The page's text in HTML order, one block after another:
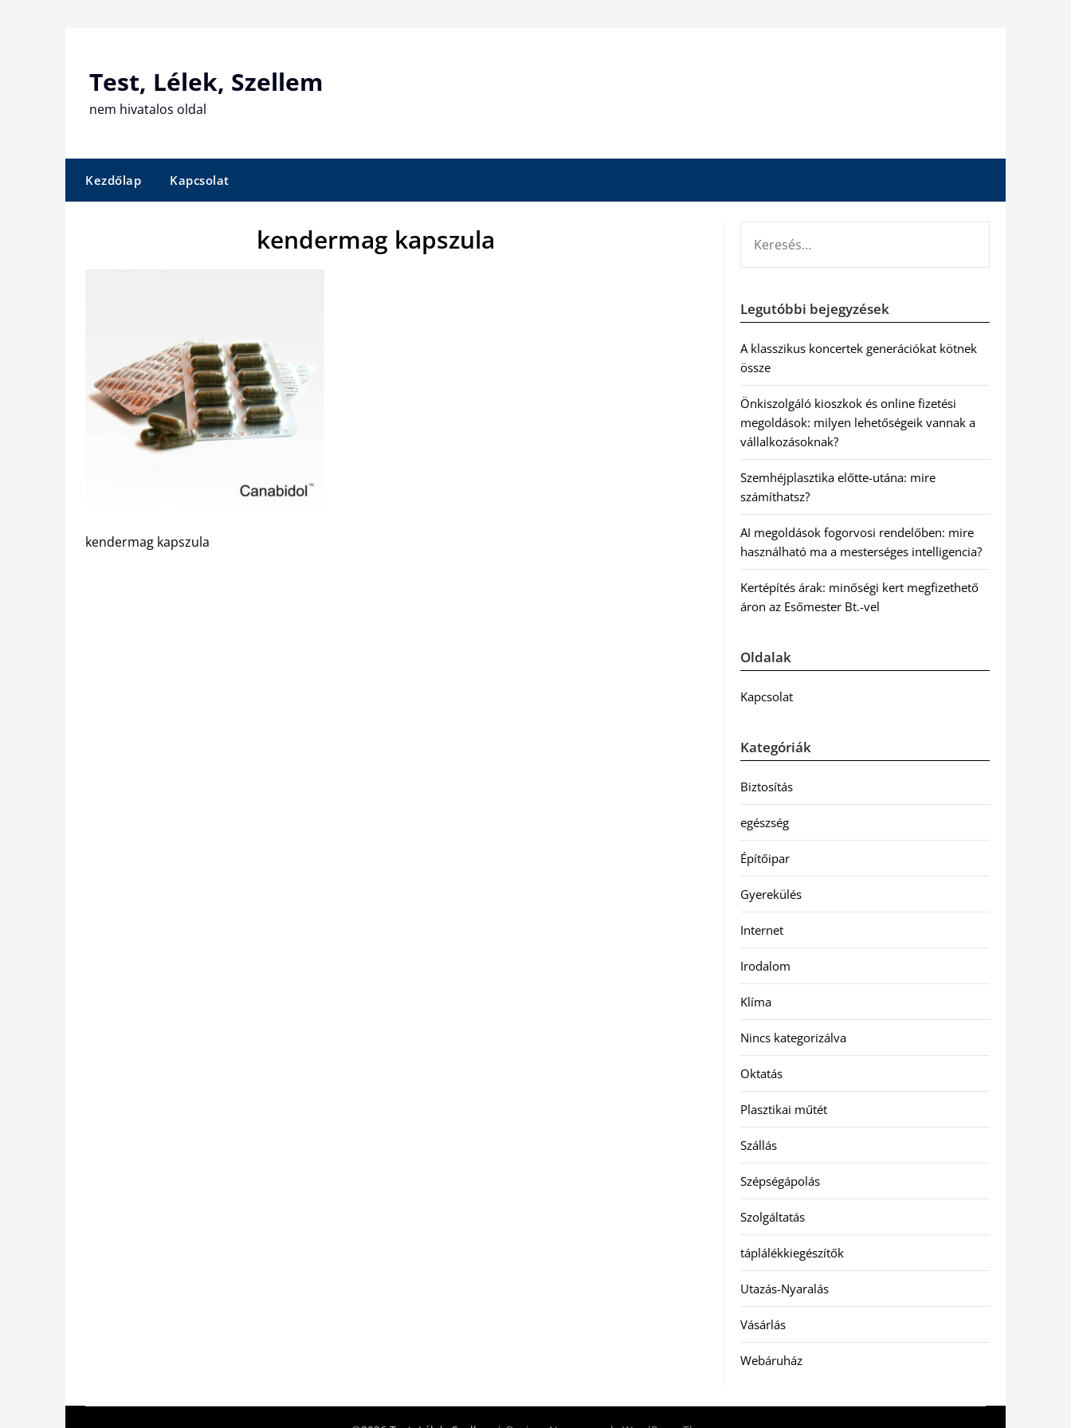
Test, Lélek, Szellem
nem hivatalos oldal
Kezdőlap Kapcsolat
kendermag kapszula
kendermag kapszula
Legutóbbi bejegyzések
A klasszikus koncertek generációkat kötnek
össze
Önkiszolgáló kioszkok és online fizetési
megoldások: milyen lehetőségeik vannak a
vállalkozásoknak?
Szemhéjplasztika előtte-utána: mire
számíthatsz?
AI megoldások fogorvosi rendelőben: mire
használható ma a mesterséges intelligencia?
Kertépítés árak: minőségi kert megfizethető
áron az Esőmester Bt.-vel
Oldalak
Kapcsolat
Kategóriák
Biztosítás
egészség
Építőipar
Gyerekülés
Internet
Irodalom
Klíma
Nincs kategorizálva
Oktatás
Plasztikai műtét
Szállás
Szépségápolás
Szolgáltatás
táplálékkiegészítők
Utazás-Nyaralás
Vásárlás
Webáruház